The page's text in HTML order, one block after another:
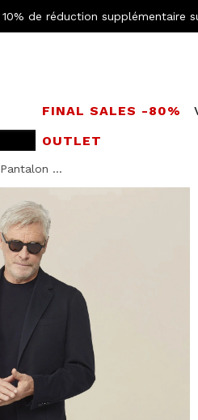
10% de réduction supplémentaire
FINAL SALES -80%
OUTLETRejoignez le
Pantalon ...